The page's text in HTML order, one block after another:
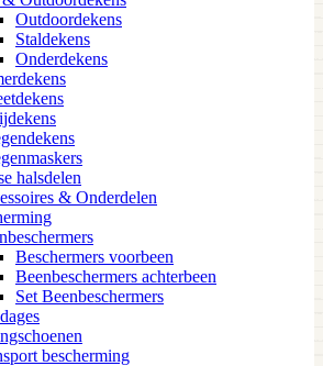
Outdoordekens
Staldekens
Onderdekens
halsdelen
& Onderdelen
Beschermers voorbeen
Beenbeschermers achterbeen
Set Beenbeschermers
bescherming